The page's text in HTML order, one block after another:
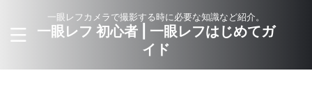
一眼レフカメラで撮影する時に必要な知識など紹介。
一眼レフ 初心者 | 一眼レフはじめてガ
イド